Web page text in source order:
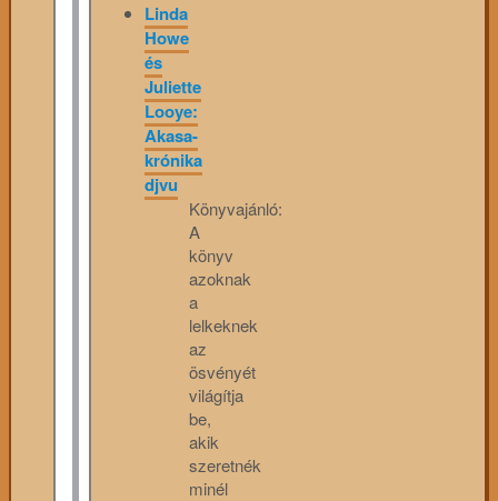
Linda
Howe
és
Juliette
Looye:
Akasa-
krónika
djvu
Könyvajánló:
A
könyv
azoknak
a
lelkeknek
az
ösvényét
világítja
be,
akik
szeretnék
minél